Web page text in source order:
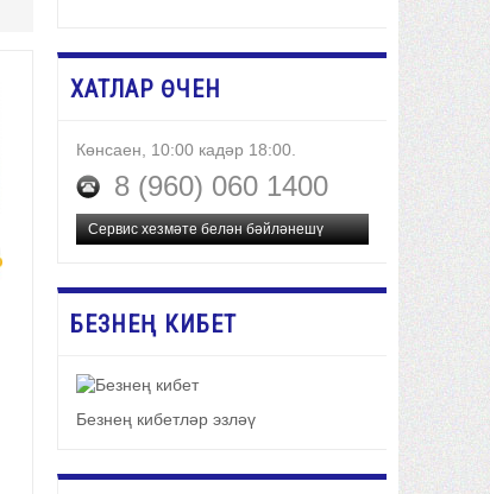
ХАТЛАР ӨЧЕН
Көнсаен, 10:00 кадәр 18:00.
8 (960) 060 1400
Сервис хезмәте белән бәйләнешү
БЕЗНЕҢ КИБЕТ
Безнең кибетләр эзләү